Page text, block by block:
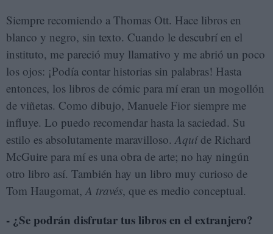
Siempre recomiendo a Thomas Ott. Hace libros en
blanco y negro, sin texto. Cuando le descubrí en el
instituto, me pareció muy llamativo y me abrió un poco
los ojos: ¡Podía contar historias sin palabras! Hasta
entonces, los libros de cómic para mí eran un mogollón
de viñetas. Como dibujo, Manuele Fior siempre me
influye. Lo puedo recomendar hasta la saciedad. Su
estilo es absolutamente maravilloso.Aquíde Richard
McGuire para mí es una obra de arte; no hay ningún
otro libro así. También hay un libro muy curioso de
Tom Haugomat,A través, que es medio conceptual.
- ¿Se podrán disfrutar tus libros en el extranjero?